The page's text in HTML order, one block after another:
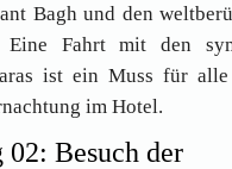
Bagh und den
Eine Fahrt mit den
ist ein Muss für alle
im Hotel.
02: Besuch der